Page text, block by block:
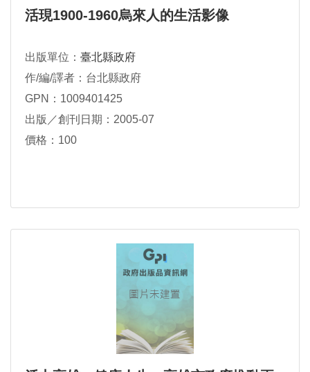
活現1900-1960烏來人的生活影像
出版單位： 臺北縣政府
作/編/譯者：台北縣政府
GPN：1009401425
出版／創刊日期：2005-07
價格：100